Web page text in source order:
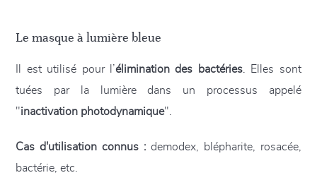
Le masque à lumière bleue
Il est utilisé pour l’élimination des bactéries. Elles sont
tuées par la lumière dans un processus appelé
"inactivation photodynamique".
Cas d'utilisation connus : demodex, blépharite, rosacée,
bactérie, etc.